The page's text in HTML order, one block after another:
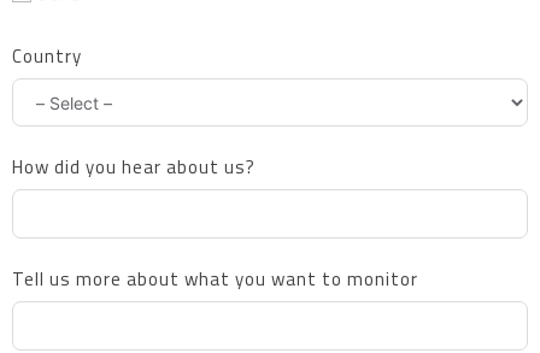
Country
How did you hear about us?
Tell us more about what you want to monitor